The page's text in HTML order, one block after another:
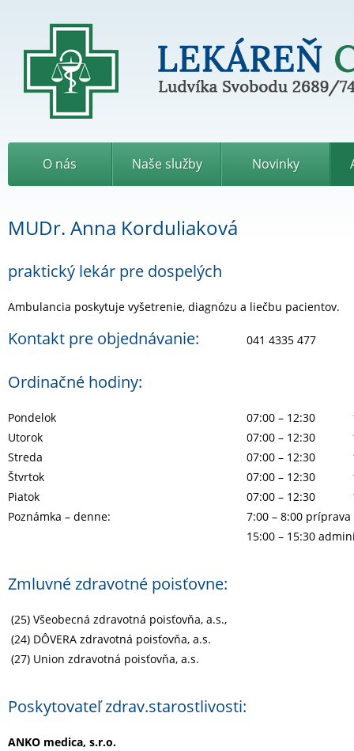
L
k
á
i
p
i
á
Ludvíka Svobodu 2689/
O nás Naše služby Novinky
MUDr. Anna Korduliaková
praktický lekár pre dospelých
Ambulancia poskytuje vyšetrenie, diagnózu a liečbu pacientov.
Kontakt pre objednávanie: 041 4335 477
Ordinačné hodiny:
Pondelok 07:00 – 12:30
Utorok
07:00 – 12:30
Streda
07:00 – 12:30
Štvrtok
07:00 – 12:30
Piatok
07:00 – 12:30
Poznámka – denne:
7:00 – 8:00
15:00 – 15:30
Zmluvné zdravotné poisťovne:
(25) Všeobecná zdravotná poisťovňa, a.s.,
(24) DÔVERA zdravotná poisťovňa, a.s.
(27) Union zdravotná poisťovňa, a.s.
Poskytovateľ zdrav.starostlivosti:
ANKO medica, s.r.o.